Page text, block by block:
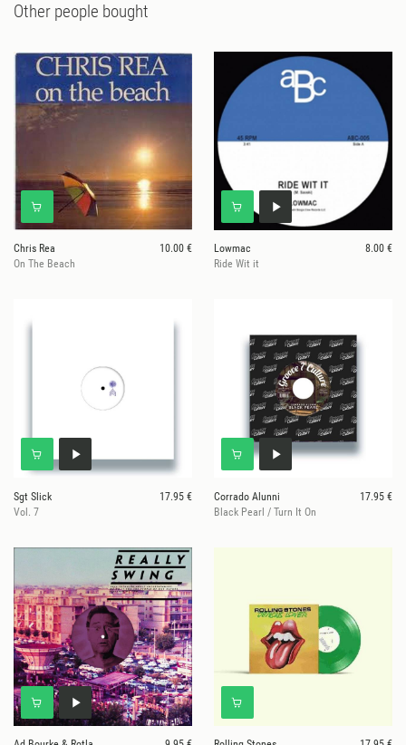
Other people bought
Chris Rea
10.00 €
On The Beach
Lowmac
8.00 €
Ride Wit it
Sgt Slick
17.95 €
Vol. 7
Corrado Alunni
17.95 €
Black Pearl / Turn It On